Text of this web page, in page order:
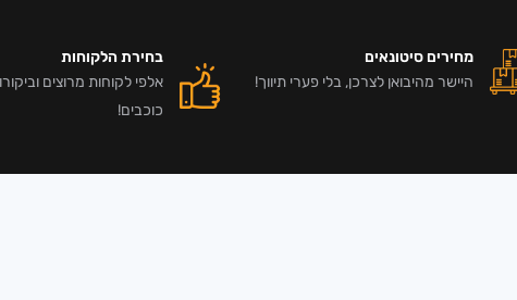
מחירים סיטונאים
היישר מהיבואן לצרכן, בלי פערי תיווך!
בחירת הלקוחות
כוכבים!